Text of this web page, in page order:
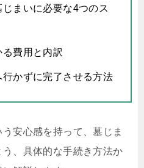
まいに必要な4つのス
費用と内訳
かずに完了させる方法
安心感を持って、墓じま
、具体的な手続き方法か